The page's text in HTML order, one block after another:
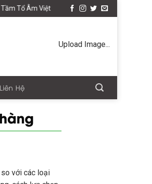
Upload Image...
Liên Hệ
so với các loại